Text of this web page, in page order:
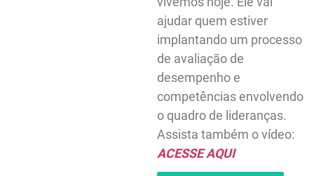
de um profissional em
posição de liderança
mundo complexo que
vivemos hoje. Ele vai
ajudar quem estiver
implantando um
de avaliação de
desempenho e